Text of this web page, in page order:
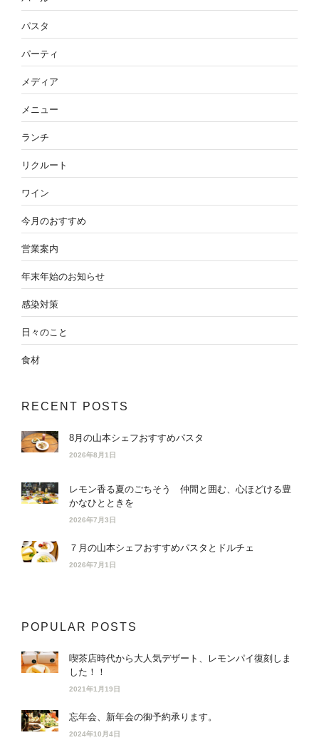
パスタ
パーティ
メディア
メニュー
ランチ
リクルート
ワイン
今月のおすすめ
営業案内
年末年始のお知らせ
感染対策
日々のこと
食材
RECENT POSTS
8月の山本シェフおすすめパスタ
2026年8月1日
レモン香る夏のごちそう 仲間と囲む、心ほどける豊
かなひとときを
2026年7月3日
７月の山本シェフおすすめパスタとドルチェ
2026年7月1日
POPULAR POSTS
喫茶店時代から大人気デザート、レモンパイ復刻しま
した！！
2021年1月19日
忘年会、新年会の御予約承ります。
2024年10月4日